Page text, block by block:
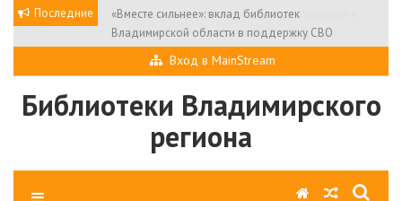
Skip
Последние
«Вместе сильнее»: вклад библиотек
Владимирской области в поддержку СВО
Вход в MainStream
Библиотеки Владимирского
региона